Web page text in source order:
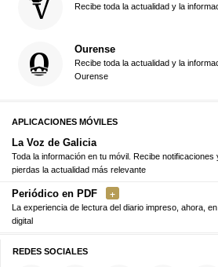
Recibe toda la actualidad y la
Ourense
Recibe toda la actualidad y la
Ourense
APLICACIONES MÓVILES
La Voz de Galicia
Toda la información en tu móvil. Recibe notificaciones
pierdas la actualidad más relevante
Periódico en PDF
La experiencia de lectura del diario impreso, ahora,
digital
REDES SOCIALES